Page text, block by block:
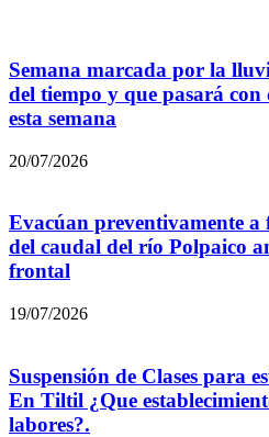
Semana marcada por la
del tiempo y que pasará con
esta semana
20/07/2026
Evacúan preventivamente
del caudal del río Polpaico
frontal
19/07/2026
Suspensión de Clases para
En Tiltil ¿Que
labores?.